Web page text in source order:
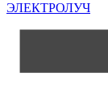
ЭЛЕКТРОЛУЧ